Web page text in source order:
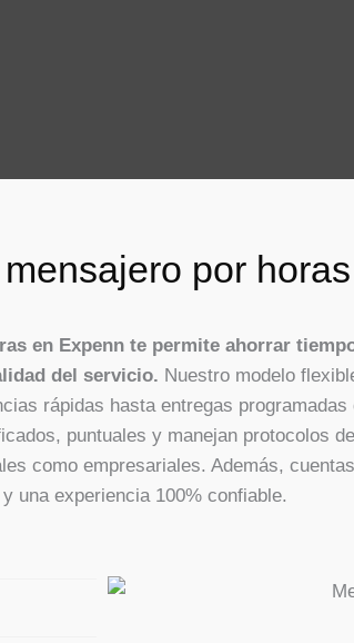
por
en Expenn te permite ahorrar
del servicio. Nuestro modelo
rápidas hasta entregas programadas
puntuales y manejan protocolos
como empresariales. Además,
una experiencia 100% confiable.